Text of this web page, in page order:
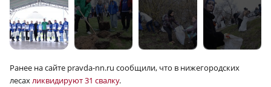
Ранее на сайте pravda-nn.ru сообщили, что в нижегородских
лесахликвидируют 31 свалку.